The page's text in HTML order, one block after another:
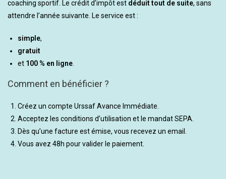
coaching sportif. Le crédit d’impôt est déduit tout de suite, sans
attendre l’année suivante. Le service est :
simple,
gratuit
et 100 % en ligne
Comment en bénéficier ?
Créez un compte Urssaf Avance Immédiate.
Acceptez les conditions d’utilisation et le mandat SEPA.
Dès qu’une facture est émise, vous recevez un email.
Vous avez 48h pour valider le paiement.